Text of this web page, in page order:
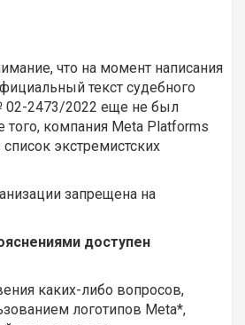
что на момент написания
текст судебного
2473/2022 еще не был
того, компания Meta Platforms
экстремистских
запрещена на
доступен
каких-либо вопросов,
логотипов Meta*,